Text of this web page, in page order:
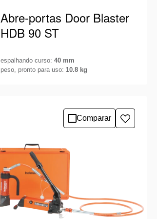
Abre-portas Door Blaster
HDB 90 ST
espalhando curso:40 mm
peso, pronto para uso:10.8 kg
operação remota e silenciosa.
Comparar
Adicionar
à